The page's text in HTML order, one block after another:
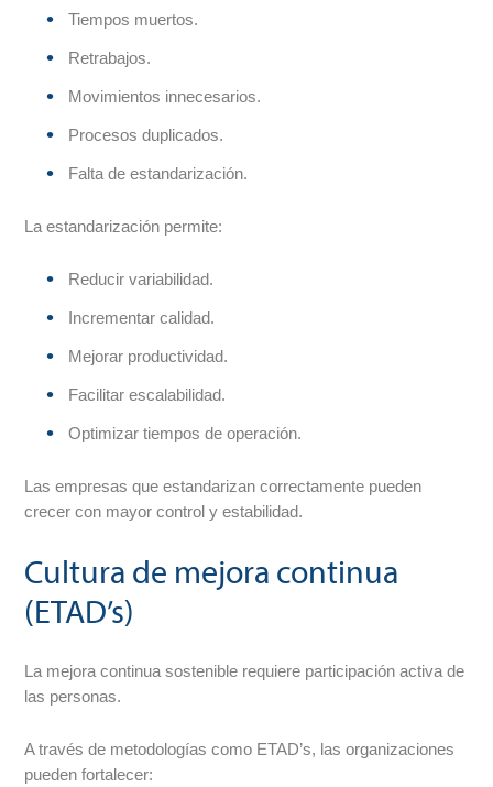
Tiempos muertos.
Retrabajos.
Movimientos innecesarios.
Procesos duplicados.
Falta de estandarización.
La estandarización permite:
Reducir variabilidad.
Incrementar calidad.
Mejorar productividad.
Facilitar escalabilidad.
Optimizar tiempos de operación.
Las empresas que estandarizan correctamente pueden
crecer con mayor control y estabilidad.
Cultura de mejora continua
(ETAD’s)
La mejora continua sostenible requiere participación activa de
las personas.
A través de metodologías como ETAD’s, las organizaciones
pueden fortalecer: